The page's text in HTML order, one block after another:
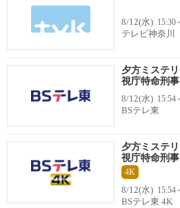
8/12(水) 15:30
テレビ神奈川
夕方ミステ
視庁特命刑
8/12(水) 15:54
BSテレ東
夕方ミステ
視庁特命刑
4K
8/12(水) 15:54
BSテレ東 4K